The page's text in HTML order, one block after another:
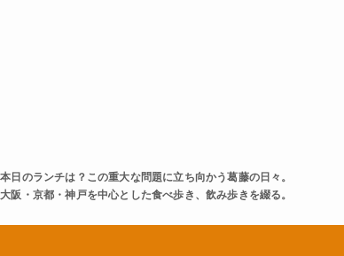
本日のランチは？この重大な問題に立ち向かう葛藤の日々。
大阪・京都・神戸を中心とした食べ歩き、飲み歩きを綴る。